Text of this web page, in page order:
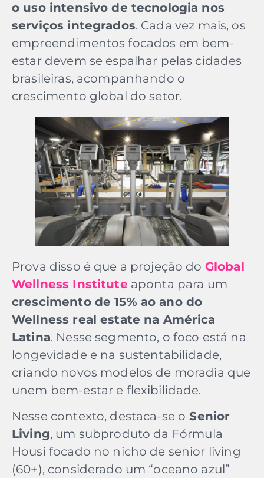
o uso intensivo de tecnologia nos
serviços integrados. Cada vez mais, os
empreendimentos focados em bem-
estar devem se espalhar pelas cidades
brasileiras, acompanhando o
crescimento global do setor.
Prova disso é que a projeção do Global
Wellness Institute aponta para um
crescimento de 15% ao ano do
Wellness real estate na América
Latina. Nesse segmento, o foco está na
longevidade e na sustentabilidade,
criando novos modelos de moradia que
unem bem-estar e flexibilidade.
Nesse contexto, destaca-se o Senior
Living, um subproduto da Fórmula
Housi focado no nicho de senior living
(60+), considerado um “oceano azul”